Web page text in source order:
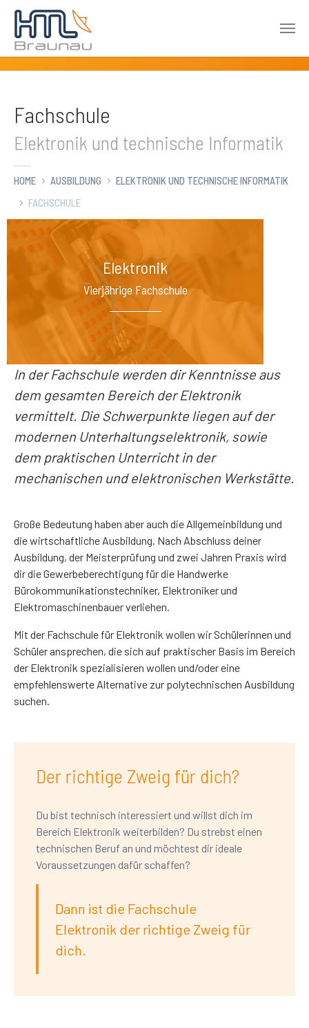
Fachschule
Elektronik und technische Informatik
HOME AUSBILDUNG
ELEKTRONIK UND TECHNISCHE INFORMATIK
FACHSCHULE
Elektronik
Vierjährige Fachschule
In der Fachschule werden dir Kenntnisse aus
dem gesamten Bereich der Elektronik
vermittelt. Die Schwerpunkte liegen auf der
modernen Unterhaltungselektronik, sowie
dem praktischen Unterricht in der
mechanischen und elektronischen Werkstätte.
Große Bedeutung haben aber auch die Allgemeinbildung und
die wirtschaftliche Ausbildung. Nach Abschluss deiner
Ausbildung, der Meisterprüfung und zwei Jahren Praxis wird
dir die Gewerbeberechtigung für die Handwerke
Bürokommunikationstechniker, Elektroniker und
Elektromaschinenbauer verliehen.
Mit der Fachschule für Elektronik wollen wir Schülerinnen und
Schüler ansprechen, die sich auf praktischer Basis im Bereich
der Elektronik spezialisieren wollen und/oder eine
empfehlenswerte Alternative zur polytechnischen Ausbildung
suchen.
Der richtige Zweig für dich?
Du bist technisch interessiert und willst dich im
Bereich Elektronik weiterbilden? Du strebst einen
technischen Beruf an und möchtest dir ideale
Voraussetzungen dafür schaffen?
Dann ist die Fachschule
Elektronik der richtige Zweig für
dich.